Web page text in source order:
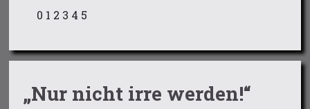
0 1 2 3 4 5
„Nur nicht irre werden!“